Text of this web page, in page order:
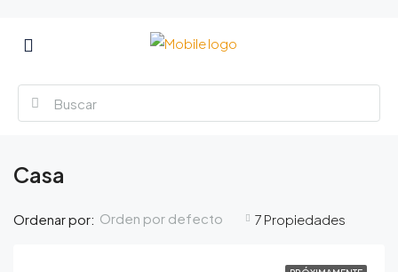
Casa
7 Propiedades
Ordenar por: Orden por defecto